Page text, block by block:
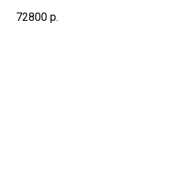
72800 р.